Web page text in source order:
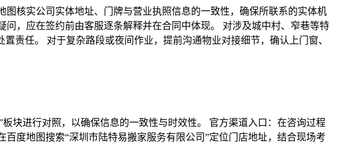
核实公司实体地址、门牌与营业执照信息的一致性，确保所联系的实体机
，应在签约前由客服逐条解释并在合同中体现。 对涉及城中村、窄巷等特
责任。 对于复杂路段或夜间作业，提前沟通物业对接细节，确认上门窗、
块进行对照，以确保信息的一致性与时效性。 官方渠道入口：在咨询过程
度地图搜索“深圳市陆特易搬家服务有限公司”定位门店地址，结合现场考